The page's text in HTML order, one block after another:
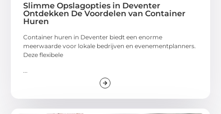
Slimme Opslagopties in Deventer
Ontdekken De Voordelen van Container
Huren
Container huren in Deventer biedt een enorme
meerwaarde voor lokale bedrijven en evenementplanners.
Deze flexibele
...